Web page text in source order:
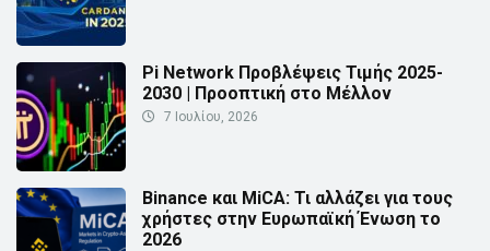
Pi Network Προβλέψεις Τιμής 2025-
2030 | Προοπτική στο Μέλλον
7 Ιουλίου, 2026
Binance και MiCA: Τι αλλάζει για τους
χρήστες στην Ευρωπαϊκή Ένωση το
2026